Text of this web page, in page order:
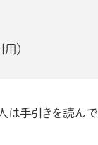
）
手引きを読ん